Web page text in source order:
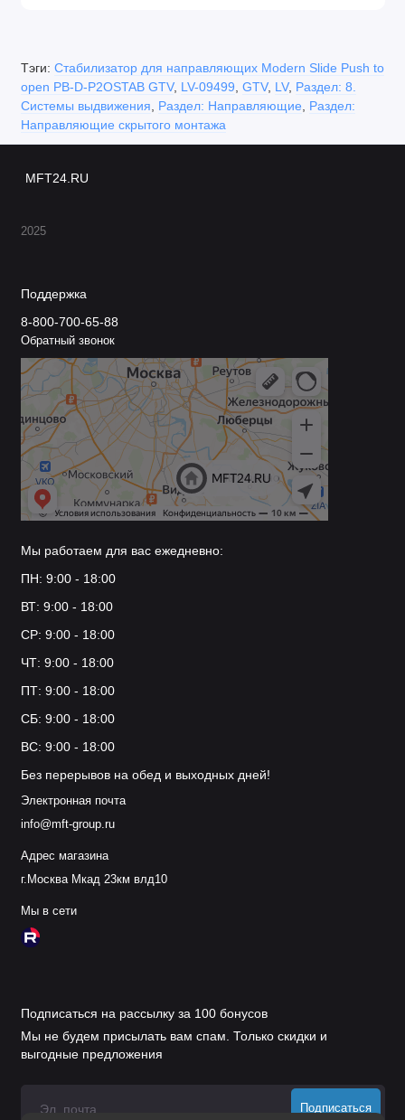
Тэги: Стабилизатор для направляющих Modern Slide Push to
open PB-D-P2OSTAB GTV, LV-09499 GTV, LV, Раздел: 8.
Системы выдвижения
Раздел: Направляющие
Раздел:
Направляющие скрытого монтажа
MFT24.RU
2025
Поддержка
8-800-700-65-88
Обратный звонок
Мы работаем для вас ежедневно:
ПН: 9:00 - 18:00
ВТ: 9:00 - 18:00
СР: 9:00 - 18:00
ЧТ: 9:00 - 18:00
ПТ: 9:00 - 18:00
СБ: 9:00 - 18:00
ВС: 9:00 - 18:00
Без перерывов на обед и выходных дней!
Электронная почта
info@mft-group.ru
Адрес магазина
г.Москва Мкад 23км влд10
Мы в сети
Подписаться на рассылку за 100 бонусов
Мы не будем присылать вам спам. Только скидки и
выгодные предложения
Подписаться